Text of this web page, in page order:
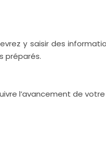
y saisir des
préparés.
l’avancement de